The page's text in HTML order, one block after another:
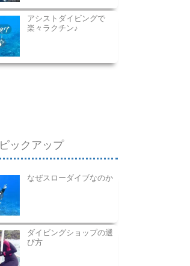
アシストダイビングで
楽々ラクチン♪
ピックアップ
なぜスローダイブなのか
ダイビングショップの選
び方